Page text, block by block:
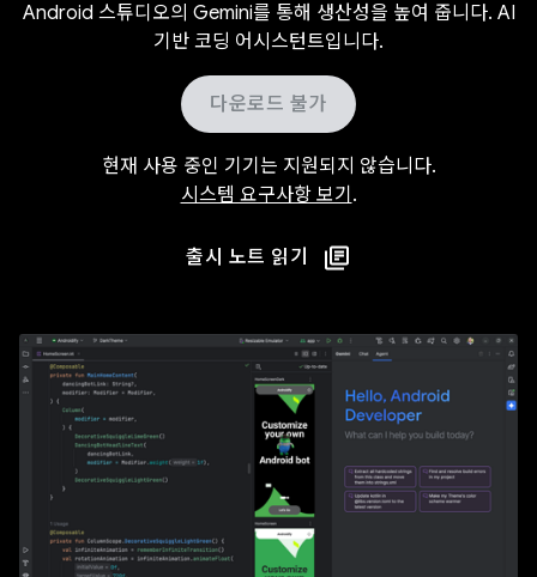
Android 스튜디오의 Gemini를 통해 생산성을 높여 줍니다. AI
기반 코딩 어시스턴트입니다.
다운로드 불가
현재 사용 중인 기기는 지원되지 않습니다.
시스템 요구사항 보기 .
출시 노트 읽기